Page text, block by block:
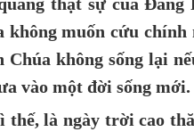
không muốn cứu
không sống lại
vào một đời sống mới.
thế, là ngày trời cao